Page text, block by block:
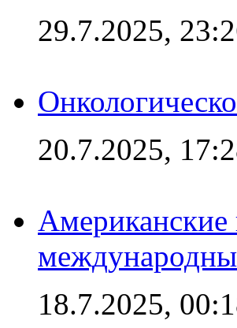
29.7.2025,
20.7.2025,
Американские
18.7.2025,